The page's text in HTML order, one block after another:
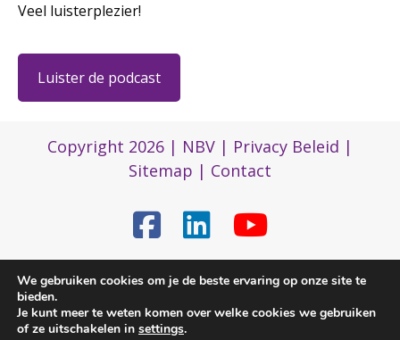
Veel luisterplezier!
Luister de podcast
Copyright 2026 | NBV | Privacy Beleid |
Sitemap | Contact
(0)317 422 422
We gebruiken cookies om je de beste ervaring op onze site te
bieden.
Je kunt meer te weten komen over welke cookies we gebruiken
of ze uitschakelen in settings.